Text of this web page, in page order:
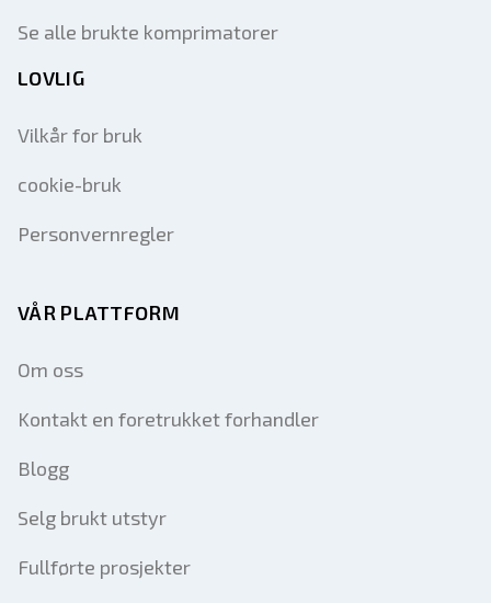
Se alle brukte komprimatorer
LOVLIG
Vilkår for bruk
cookie-bruk
Personvernregler
VÅR PLATTFORM
Om oss
Kontakt en foretrukket forhandler
Blogg
Selg brukt utstyr
Fullførte prosjekter